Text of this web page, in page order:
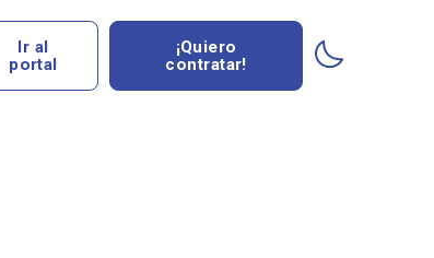
Ir al
portal
¡Quiero
contratar!